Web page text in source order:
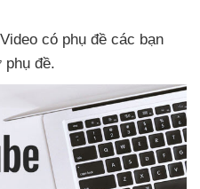
có phụ đề các bạn
phụ đề.